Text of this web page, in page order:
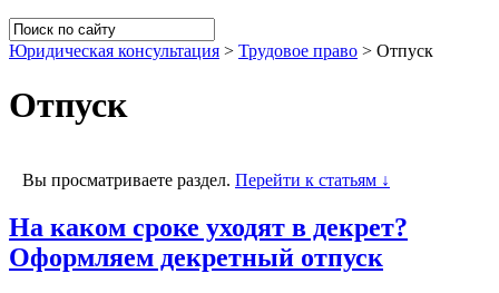
Юридическая консультация > Трудовое право > Отпуск
Отпуск
Вы просматриваете раздел. Перейти к статьям ↓
На каком сроке уходят в декрет?
Оформляем декретный отпуск